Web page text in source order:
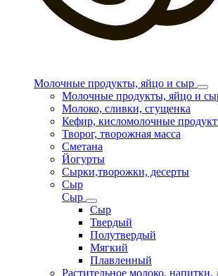
Молочные продукты, яйцо и сыр
Молочные продукты, яйцо и
Молоко, сливки, сгущенка
Кефир, кисломолочные
Творог, творожная масса
Сметана
Йогурты
Сырки,творожки, десерты
Сыр
Сыр
Сыр
Твердый
Полутвердый
Мягкий
Плавленный
Растительное молоко, напитки,